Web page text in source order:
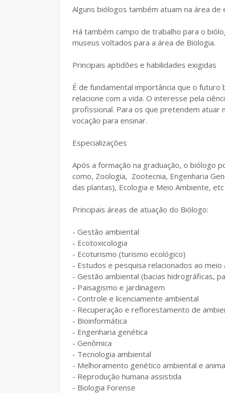
Alguns biólogos também atuam na área
Há também campo de trabalho para o
museus voltados para a área de Biologia.
Principais aptidões e habilidades exigidas
É de fundamental importância que o
relacione com a vida. O interesse pela
profissional. Para os que pretendem atuar
vocação para ensinar.
Especializações
Após a formação na graduação, o biólogo
como, Zoologia, Zootecnia, Engenharia
das plantas), Ecologia e Meio Ambiente, etc
Principais áreas de atuação do Biólogo:
- Gestão ambiental
- Ecotoxicologia
- Ecoturismo (turismo ecológico)
- Estudos e pesquisa relacionados ao meio
- Gestão ambiental (bacias hidrográficas,
- Paisagismo e jardinagem
- Controle e licenciamente ambiental
- Recuperação e reflorestamento de
- Bioinformática
- Engenharia genética
- Genômica
- Tecnologia ambiental
- Melhoramento genético ambiental e
- Reprodução humana assistida
- Biologia Forense